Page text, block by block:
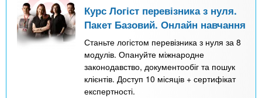
Курс Логіст перевізника з нуля.
Пакет Базовий. Онлайн навчання
Станьте логістом перевізника з нуля за 8
модулів. Опануйте міжнародне
законодавство, документообіг та пошук
клієнтів. Доступ 10 місяців + сертифікат
експертності.